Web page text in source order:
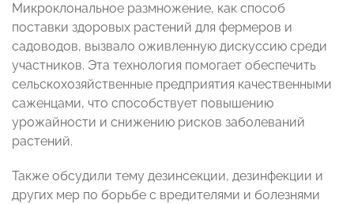
Микроклональное размножение, как способ
поставки здоровых растений для фермеров и
садоводов, вызвало оживленную дискуссию среди
участников. Эта технология помогает обеспечить
сельскохозяйственные предприятия качественными
саженцами, что способствует повышению
урожайности и снижению рисков заболеваний
растений.
Также обсудили тему дезинсекции, дезинфекции и
других мер по борьбе с вредителями и болезнями